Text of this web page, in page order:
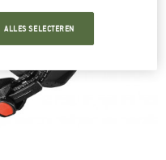
ALLES SELECTEREN